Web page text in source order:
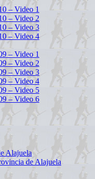
– Video 1
– Video 2
– Video 3
– Video 4
– Video 1
– Video 2
– Video 3
– Video 4
– Video 5
– Video 6
Alajuela
de Alajuela